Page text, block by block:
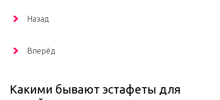
Назад
Вперёд
Какими бывают эстафеты для